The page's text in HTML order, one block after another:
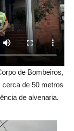
de Bombeiros,
de 50 metros
de alvenaria.